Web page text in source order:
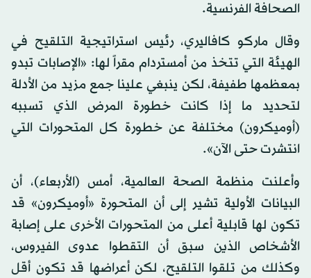
الصحافة الفرنسية.
وقال ماركو كافاليري، رئيس استراتيجية التلقيح في
الهيئة التي تتخذ من أمستردام مقراً لها: «الإصابات تبدو
بمعظمها طفيفة، لكن ينبغي علينا جمع مزيد من الأدلة
لتحديد ما إذا كانت خطورة المرض الذي تسببه
(أوميكرون) مختلفة عن خطورة كل المتحورات التي
انتشرت حتى الآن».
وأعلنت منظمة الصحة العالمية، أمس (الأربعاء)، أن
البيانات الأولية تشير إلى أن المتحورة «أوميكرون» قد
تكون لها قابلية أعلى من المتحورات الأخرى على إصابة
الأشخاص الذين سبق أن التقطوا عدوى الفيروس،
وكذلك من تلقوا التلقيح، لكن أعراضها قد تكون أقل